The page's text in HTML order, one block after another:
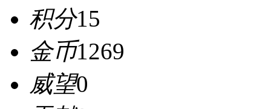
积分15
金币1269
威望0